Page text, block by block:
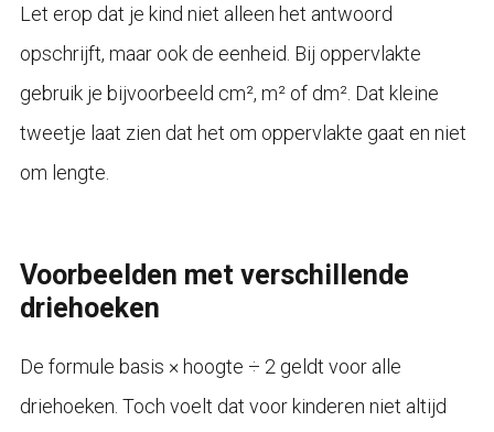
Let erop dat je kind niet alleen het antwoord
opschrijft, maar ook de eenheid. Bij oppervlakte
gebruik je bijvoorbeeld cm², m² of dm². Dat kleine
tweetje laat zien dat het om oppervlakte gaat en niet
om lengte.
Voorbeelden met verschillende
driehoeken
De formule basis × hoogte ÷ 2 geldt voor alle
driehoeken. Toch voelt dat voor kinderen niet altijd